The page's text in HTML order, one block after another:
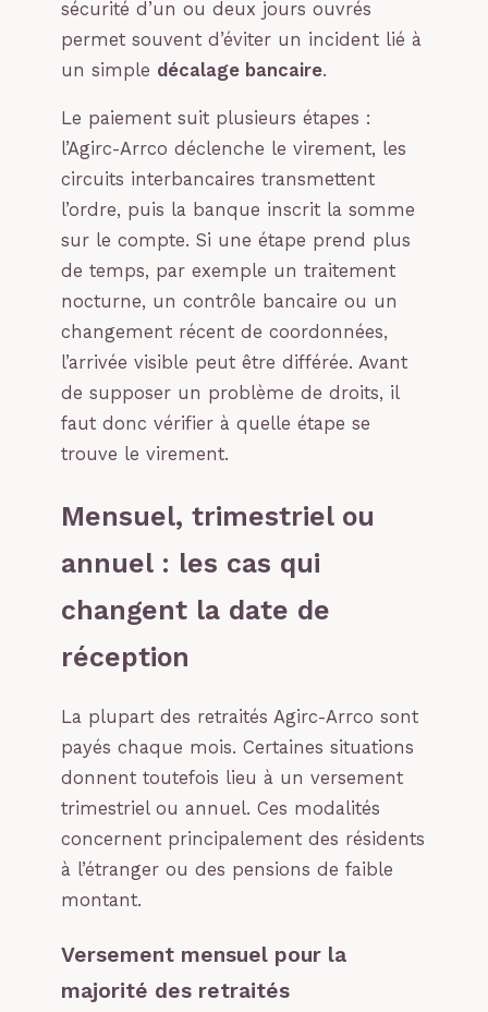
sécurité d’un ou deux jours ouvrés
permet souvent d’éviter un incident lié à
un simple décalage bancaire.
Le paiement suit plusieurs étapes :
l’Agirc-Arrco déclenche le virement, les
circuits interbancaires transmettent
l’ordre, puis la banque inscrit la somme
sur le compte. Si une étape prend plus
de temps, par exemple un traitement
nocturne, un contrôle bancaire ou un
changement récent de coordonnées,
l’arrivée visible peut être différée. Avant
de supposer un problème de droits, il
faut donc vérifier à quelle étape se
trouve le virement.
Mensuel, trimestriel ou
annuel : les cas qui
changent la date de
réception
La plupart des retraités Agirc-Arrco sont
payés chaque mois. Certaines situations
donnent toutefois lieu à un versement
trimestriel ou annuel. Ces modalités
concernent principalement des résidents
à l’étranger ou des pensions de faible
montant.
Versement mensuel pour la
majorité des retraités